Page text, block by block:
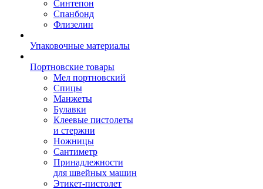
Синтепон
Спанбонд
Флизелин
Упаковочные материалы
Портновские товары
Мел портновский
Спицы
Манжеты
Булавки
Клеевые пистолеты
и стержни
Ножницы
Сантиметр
Принадлежности
для швейных машин
Этикет-пистолет